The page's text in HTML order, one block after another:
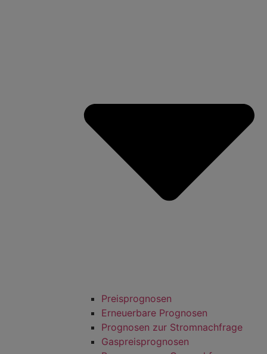
Preisprognosen
Erneuerbare Prognosen
Prognosen zur Stromnachfrage
Gaspreisprognosen